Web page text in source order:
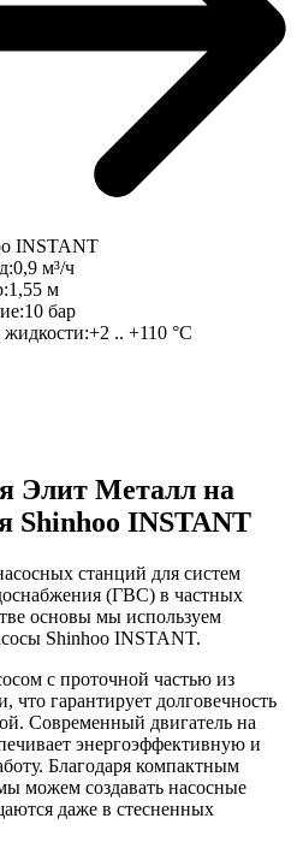
INSTANT
0,9 м³/ч
1,55 м
10 бар
жидкости:+2 .. +110 °C
Элит Металл на
Shinhoo INSTANT
станций для систем
(ГВС) в частных
основы мы используем
Shinhoo INSTANT.
с проточной частью из
что гарантирует долговечность
Современный двигатель на
энергоэффективную и
Благодаря компактным
можем создавать насосные
даже в стесненных